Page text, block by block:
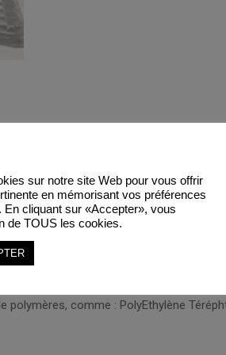
comme : PolyEthylène
sur notre site Web pour vous offrir
en mémorisant vos préférences
cliquant sur «Accepter», vous
de TOUS les cookies.